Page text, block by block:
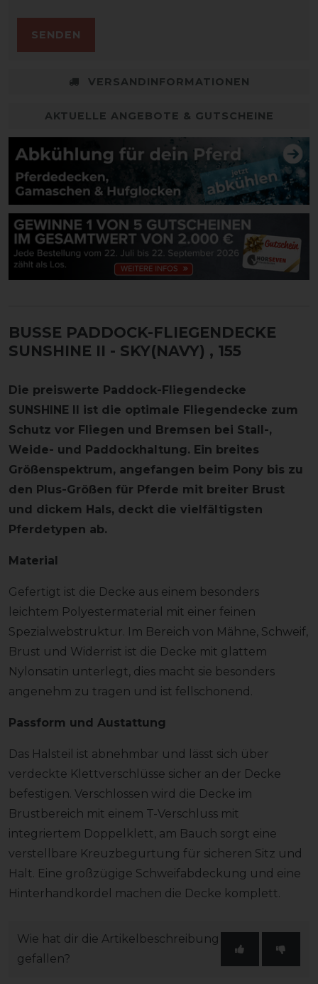
SENDEN
VERSANDINFORMATIONEN
AKTUELLE ANGEBOTE & GUTSCHEINE
BUSSE PADDOCK-FLIEGENDECKE
SUNSHINE II - SKY(NAVY) , 155
Die preiswerte Paddock-Fliegendecke
SUNSHINE II ist die optimale Fliegendecke zum
Schutz vor Fliegen und Bremsen bei Stall-,
Weide- und Paddockhaltung. Ein breites
Größenspektrum, angefangen beim Pony bis zu
den Plus-Größen für Pferde mit breiter Brust
und dickem Hals, deckt die vielfältigsten
Pferdetypen ab.
Material
Gefertigt ist die Decke aus einem besonders
leichtem Polyestermaterial mit einer feinen
Spezialwebstruktur. Im Bereich von Mähne, Schweif,
Brust und Widerrist ist die Decke mit glattem
Nylonsatin unterlegt, dies macht sie besonders
angenehm zu tragen und ist fellschonend.
Passform und Austattung
Das Halsteil ist abnehmbar und lässt sich über
verdeckte Klettverschlüsse sicher an der Decke
befestigen. Verschlossen wird die Decke im
Brustbereich mit einem T-Verschluss mit
integriertem Doppelklett, am Bauch sorgt eine
verstellbare Kreuzbegurtung für sicheren Sitz und
Halt. Eine großzügige Schweifabdeckung und eine
Hinterhandkordel machen die Decke komplett.
Wie hat dir die Artikelbeschreibung
gefallen?